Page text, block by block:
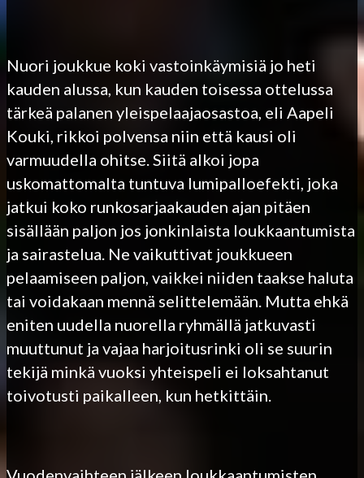
Nuori joukkue koki vastoinkäymisiä jo heti
kauden alussa, kun kauden toisessa ottelussa
tärkeä palanen yleispelaajaosastoa, eli Aapeli
Kouki, rikkoi polvensa niin että kausi oli
varmuudella ohitse. Siitä alkoi jopa
uskomattomalta tuntuva lumipalloefekti, joka
jatkui koko runkosarjaakauden ajan pitäen
sisällään paljon jos jonkinlaista loukkaantumista
ja sairastelua. Ne vaikuttivat joukkueen
pelaamiseen paljon, vaikkei niiden taakse haluta
tai voidakaan mennä selittelemään. Mutta ehkä
eniten uudella nuorella ryhmällä jatkuvasti
muuttunut ja vajaa harjoitusrinki oli se suurin
tekijä minkä vuoksi yhteispeli ei loksahtanut
toivotusti paikalleen, kun hetkittäin.